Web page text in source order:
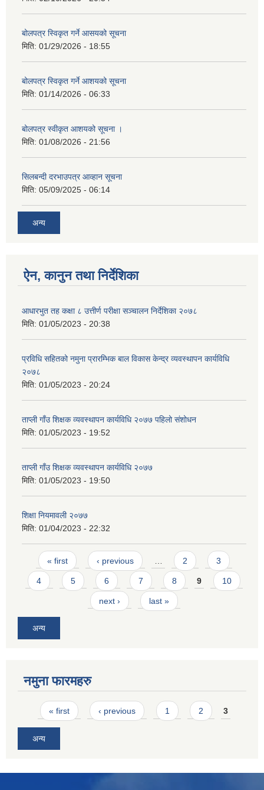
बोलपत्र स्विकृत गर्ने आसयको सूचना
मिति: 01/29/2026 - 18:55
बोलपत्र स्विकृत गर्ने आशयको सूचना
मिति: 01/14/2026 - 06:33
बोलपत्र स्वीकृत आशयको सूचना ।
मिति: 01/08/2026 - 21:56
सिलबन्दी दरभाउपत्र आव्हान सूचना
मिति: 05/09/2025 - 06:14
अन्य
ऐन, कानुन तथा निर्देशिका
आधारभुत तह कक्षा ८ उत्तीर्ण परीक्षा सञ्चालन निर्देशिका २०७८
मिति: 01/05/2023 - 20:38
प्रविधि सहितको नमुना प्रारम्भिक बाल विकास केन्द्र व्यवस्थापन कार्यविधि
२०७८
मिति: 01/05/2023 - 20:24
ताप्ली गाँउ शिक्षक व्यवस्थापन कार्यविधि २०७७ पहिलो संशोधन
मिति: 01/05/2023 - 19:52
ताप्ली गाँउ शिक्षक व्यवस्थापन कार्यविधि २०७७
मिति: 01/05/2023 - 19:50
शिक्षा नियमावली २०७७
मिति: 01/04/2023 - 22:32
Pages
« first ‹ previous 2 3
4 5 6 7 8 9 10
next › last »
अन्य
नमुना फारमहरु
Pages
« first ‹ previous 1 2 3
अन्य